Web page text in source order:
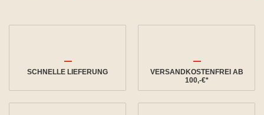
SCHNELLE LIEFERUNG
VERSANDKOSTENFREI AB
100,-€*